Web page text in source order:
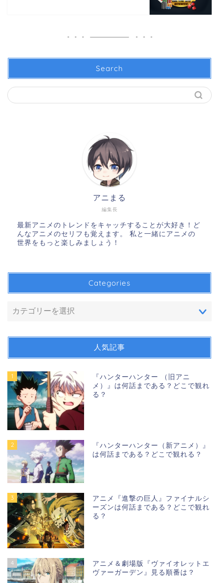
Search
編集長
アニまる
最新アニメのトレンドをキャッチすることが大好き！ど
んなアニメのセリフも覚えます。 私と一緒にアニメの
世界をもっと楽しみましょう！
Categories
人気記事
1
『ハンターハンター （旧アニ
メ）』は何話まである？どこで観れ
る？
2
『ハンターハンター（新アニメ）』
は何話まである？どこで観れる？
3
アニメ『進撃の巨人』ファイナルシ
ーズンは何話まである？どこで観れ
る？
4
アニメ＆劇場版『ヴァイオレットエ
ヴァーガーデン』見る順番は？